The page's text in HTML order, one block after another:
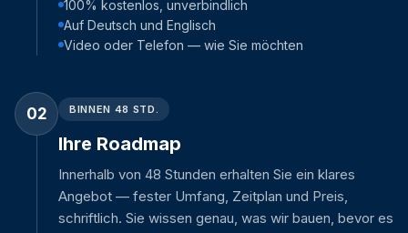
100% kostenlos, unverbindlich
Auf Deutsch und Englisch
Video oder Telefon — wie Sie möchten
02 BINNEN 48 STD.
Ihre Roadmap
Innerhalb von 48 Stunden erhalten Sie ein klares
Angebot — fester Umfang, Zeitplan und Preis,
schriftlich. Sie wissen genau, was wir bauen, bevor es